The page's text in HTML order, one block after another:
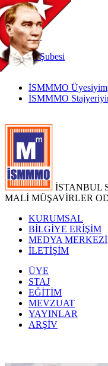
TR
|
EN
İnternetŞubesi
İSMMMO Üyesiyim
İSMMMO
İSTANBUL
MALİ MÜŞAVİRLER
KURUMSAL
BİLGİYE ERİŞİM
MEDYA MERKEZİ
İLETİŞİM
ÜYE
STAJ
EĞİTİM
MEVZUAT
YAYINLAR
ARŞİV